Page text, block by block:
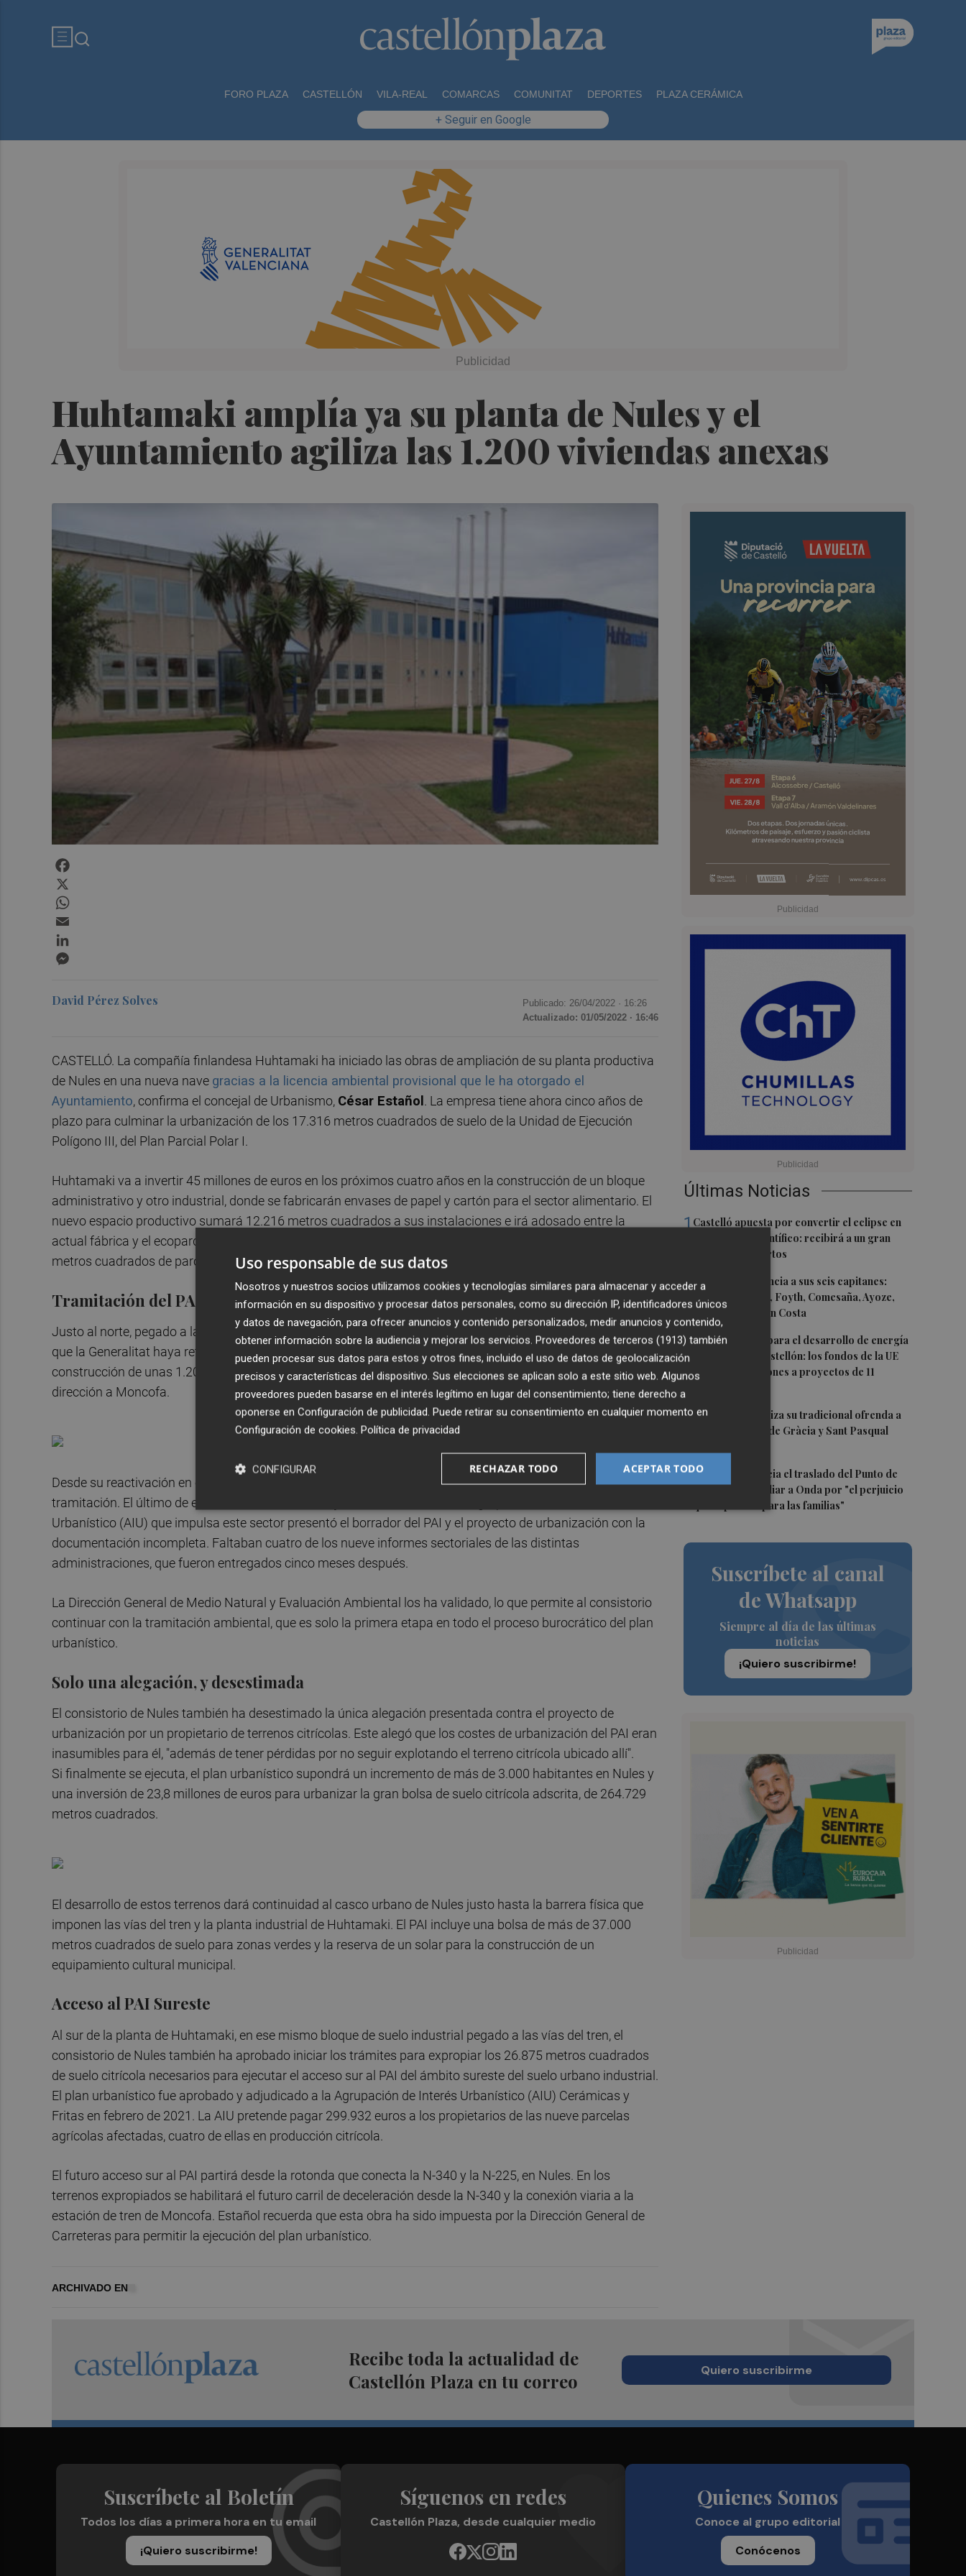
FORO PLAZA CASTELLÓN VILA-REAL COMARCAS COMUNITAT DEPORTES PLAZA CERÁMICA
+ Seguir en Google
Huhtamaki amplía ya su planta de Nules y el
Ayuntamiento agiliza las 1.200 viviendas anexas
Últimas Noticias
1Castelló apuesta por convertir el eclipse en
un referente científico: recibirá a un gran
equipo de expertos
2El Villarreal anuncia a sus seis capitanes:
Gerard Moreno, Foyth, Comesaña, Ayoze,
Cardona y Logan Costa
3Otra inyección para el desarrollo de energía
renovable en Castellón: los fondos de la UE
destinan 19 millones a proyectos de 11
4 El Villarreal realiza su tradicional ofrenda a
la Mare de Déu de Gràcia y Sant Pasqual
5Vila-real denuncia el traslado del Punto de
Encuentro Familiar a Onda por "el perjuicio
que supondrá para las familias"
Suscríbete al canal
de Whatsapp
Siempre al día de las últimas
noticias
¡Quiero suscribirme!
David Pérez Solves Publicado: 26/04/2022 · 16:26
Actualizado: 01/05/2022 · 16:46
CASTELLÓ. La compañía finlandesa Huhtamaki ha iniciado las obras de ampliación de su planta productiva
de Nules en una nueva nave gracias a la licencia ambiental provisional que le ha otorgado el
Ayuntamiento, confirma el concejal de Urbanismo, César Estañol. La empresa tiene ahora cinco años de
plazo para culminar la urbanización de los 17.316 metros cuadrados de suelo de la Unidad de Ejecución
Polígono III, del Plan Parcial Polar I.
Huhtamaki va a invertir 45 millones de euros en los próximos cuatro años en la construcción de un bloque
administrativo y otro industrial, donde se fabricarán envases de papel y cartón para el sector alimentario. El
nuevo espacio productivo sumará 12.216 metros cuadrados a sus instalaciones e irá adosado entre la
actual fábrica y el ecoparque municipal. La zona productiva de Huhtamaki crecerá así hasta los 63.060
metros cuadrados de parcela.
Tramitación del PAI
Justo al norte, pegado a la planta de la compañía finlandesa, el consistorio de Nules también ha conseguido
que la Generalitat haya retomado la tramitación ambiental del PAI Jardines de San Luis, que prevé la
construcción de unas 1.200 viviendas en el margen izquierdo de la avenida Valencia, a la salida de Nules en
dirección a Moncofa.
Desde su reactivación en el año 2015, el Ayuntamiento ha sorteado numerosos obstáculos en la
tramitación. El último de ellos se arrastraba desde julio de 2020, cuando la Agrupación de Interés
Urbanístico (AIU) que impulsa este sector presentó el borrador del PAI y el proyecto de urbanización con la
documentación incompleta. Faltaban cuatro de los nueve informes sectoriales de las distintas
administraciones, que fueron entregados cinco meses después.
La Dirección General de Medio Natural y Evaluación Ambiental los ha validado, lo que permite al consistorio
continuar con la tramitación ambiental, que es solo la primera etapa en todo el proceso burocrático del plan
urbanístico.
Solo una alegación, y desestimada
El consistorio de Nules también ha desestimado la única alegación presentada contra el proyecto de
urbanización por un propietario de terrenos citrícolas. Este alegó que los costes de urbanización del PAI eran
inasumibles para él, "además de tener pérdidas por no seguir explotando el terreno citrícola ubicado allí".
Si finalmente se ejecuta, el plan urbanístico supondrá un incremento de más de 3.000 habitantes en Nules y
una inversión de 23,8 millones de euros para urbanizar la gran bolsa de suelo citrícola adscrita, de 264.729
metros cuadrados.
El desarrollo de estos terrenos dará continuidad al casco urbano de Nules justo hasta la barrera física que
imponen las vías del tren y la planta industrial de Huhtamaki. El PAI incluye una bolsa de más de 37.000
metros cuadrados de suelo para zonas verdes y la reserva de un solar para la construcción de un
equipamiento cultural municipal.
Acceso al PAI Sureste
Al sur de la planta de Huhtamaki, en ese mismo bloque de suelo industrial pegado a las vías del tren, el
consistorio de Nules también ha aprobado iniciar los trámites para expropiar los 26.875 metros cuadrados
de suelo citrícola necesarios para ejecutar el acceso sur al PAI del ámbito sureste del suelo urbano industrial.
El plan urbanístico fue aprobado y adjudicado a la Agrupación de Interés Urbanístico (AIU) Cerámicas y
Fritas en febrero de 2021. La AIU pretende pagar 299.932 euros a los propietarios de las nueve parcelas
agrícolas afectadas, cuatro de ellas en producción citrícola.
El futuro acceso sur al PAI partirá desde la rotonda que conecta la N-340 y la N-225, en Nules. En los
terrenos expropiados se habilitará el futuro carril de deceleración desde la N-340 y la conexión viaria a la
estación de tren de Moncofa. Estañol recuerda que esta obra ha sido impuesta por la Dirección General de
Carreteras para permitir la ejecución del plan urbanístico.
ARCHIVADO EN
Recibe toda la actualidad de
Castellón Plaza en tu correo
Quiero suscribirme
Suscríbete al Boletín
Todos los días a primera hora en tu email
¡Quiero suscribirme!
Síguenos en redes
Castellón Plaza, desde cualquier medio
Quienes Somos
Conoce al grupo editorial
Conócenos
Uso responsable de sus datos
Nosotros y nuestros socios utilizamos cookies y tecnologías similares para almacenar y acceder a
información en su dispositivo y procesar datos personales, como su dirección IP, identificadores únicos
y datos de navegación, para ofrecer anuncios y contenido personalizados, medir anuncios y contenido,
obtener información sobre la audiencia y mejorar los servicios. Proveedores de terceros (1913) también
pueden procesar sus datos para estos y otros fines, incluido el uso de datos de geolocalización
precisos y características del dispositivo. Sus elecciones se aplican solo a este sitio web. Algunos
proveedores pueden basarse en el interés legítimo en lugar del consentimiento; tiene derecho a
oponerse en Configuración de publicidad. Puede retirar su consentimiento en cualquier momento en
Configuración de cookies. Política de privacidad
ACEPTAR TODO
RECHAZAR TODO
CONFIGURAR